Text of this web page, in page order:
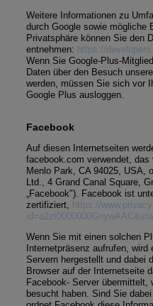
Weitere Informationen zu
durch Google sowie mögliche
Privatsphäre können Sie den
entnehmen: https://
Wenn Sie Google-Plus-
Daten über den Besuch
werden, müssen Sie sich vor
Google Plus ausloggen.
Facebook
Auf diesen Internetseiten
facebook.com verwendet,
Menlo Park, CA 94025, USA,
Ltd., 4 Grand Canal Square,
„Facebook"). Facebook ist
zertifiziert,
https://
Wenn Sie mit einen solchen
Internetpräsenz aufrufen,
Servern hergestellt und dabei
Browser auf der Internetseite
Facebook- Server
besucht haben. Sind Sie